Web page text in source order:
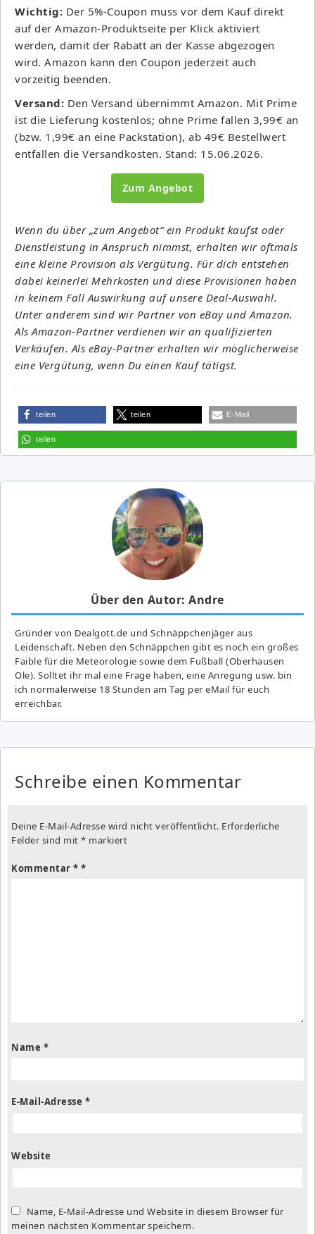
Wichtig: Der 5%-Coupon muss vor dem Kauf direkt
auf der Amazon-Produktseite per Klick aktiviert
werden, damit der Rabatt an der Kasse abgezogen
wird. Amazon kann den Coupon jederzeit auch
vorzeitig beenden.
Versand: Den Versand übernimmt Amazon. Mit Prime
ist die Lieferung kostenlos; ohne Prime fallen 3,99€ an
(bzw. 1,99€ an eine Packstation), ab 49€ Bestellwert
entfallen die Versandkosten. Stand: 15.06.2026.
Zum Angebot
Wenn du über „zum Angebot“ ein Produkt kaufst oder
Dienstleistung in Anspruch nimmst, erhalten wir oftmals
eine kleine Provision als Vergütung. Für dich entstehen
dabei keinerlei Mehrkosten und diese Provisionen haben
in keinem Fall Auswirkung auf unsere Deal-Auswahl.
Unter anderem sind wir Partner von eBay und Amazon.
Als Amazon-Partner verdienen wir an qualifizierten
Verkäufen. Als eBay-Partner erhalten wir möglicherweise
eine Vergütung, wenn Du einen Kauf tätigst.
teilen teilen E-Mail
teilen
Über den Autor: Andre
Gründer von Dealgott.de und Schnäppchenjäger aus
Leidenschaft. Neben den Schnäppchen gibt es noch ein großes
Fai­ble für die Meteorologie sowie dem Fußball (Oberhausen
Ole). Solltet ihr mal eine Frage haben, eine Anregung usw. bin
ich normalerweise 18 Stunden am Tag per eMail für euch
erreichbar.
Schreibe einen Kommentar
Deine E-Mail-Adresse wird nicht veröffentlicht. Erforderliche
Felder sind mit * markiert
Kommentar *
Name *
E-Mail-Adresse *
Website
Name, E-Mail-Adresse und Website in diesem Browser für
meinen nächsten Kommentar speichern.